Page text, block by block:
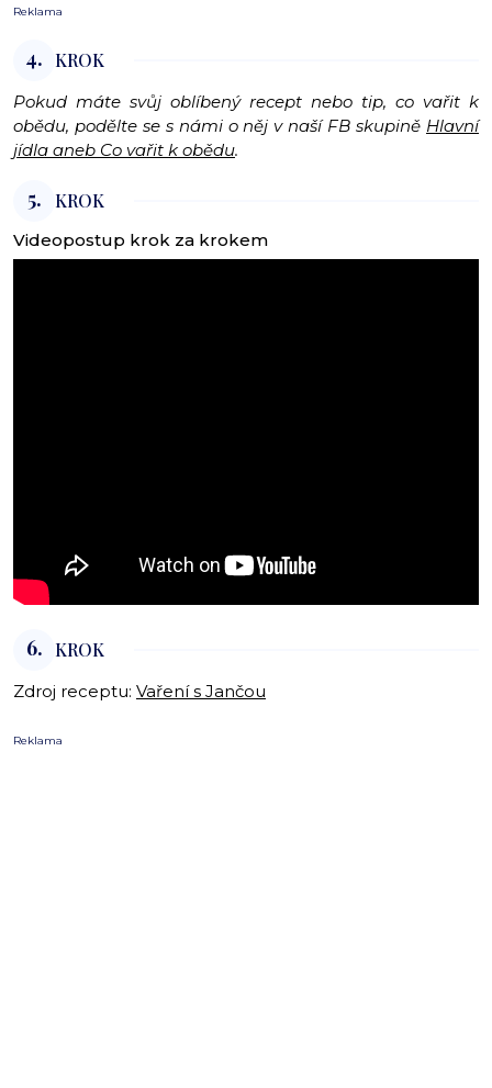
Reklama
4. KROK
Pokud máte svůj oblíbený recept nebo tip, co vařit k
obědu, podělte se s námi o něj v naší FB skupině Hlavní
jídla aneb Co vařit k obědu.
5. KROK
Videopostup krok za krokem
6. KROK
Zdroj receptu: Vaření s Jančou
Reklama